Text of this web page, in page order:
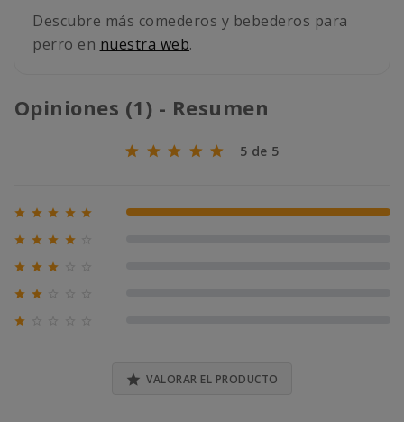
Descubre más comederos y bebederos para
perro en nuestra web.
Opiniones (1) - Resumen
5 de 5
     100% (1)
   
  
 

 VALORAR EL PRODUCTO